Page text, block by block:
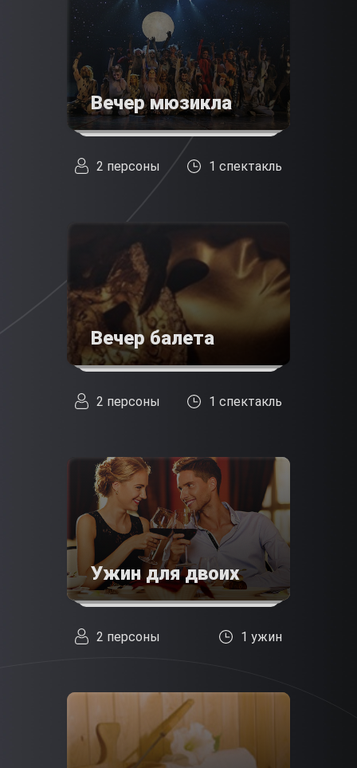
Вечер мюзикла
2 персоны 1 спектакль
Вечер балета
2 персоны 1 спектакль
Ужин для двоих
2 персоны 1 ужин